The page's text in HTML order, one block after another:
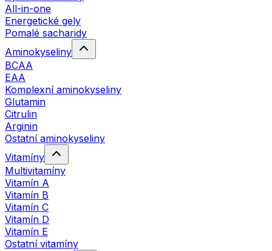
All-in-one
Energetické gely
Pomalé sacharidy
Aminokyseliny
BCAA
EAA
Komplexní aminokyseliny
Glutamin
Citrulin
Arginin
Ostatní aminokyseliny
Vitamíny
Multivitamíny
Vitamín A
Vitamín B
Vitamín C
Vitamín D
Vitamín E
Ostatní vitamíny